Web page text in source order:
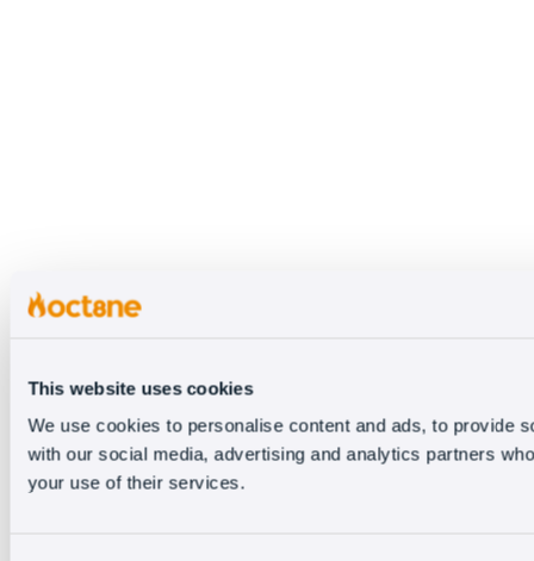
This website uses cookies
We use cookies to personalise content and ads, to provide
with our social media, advertising and analytics partners
your use of their services.